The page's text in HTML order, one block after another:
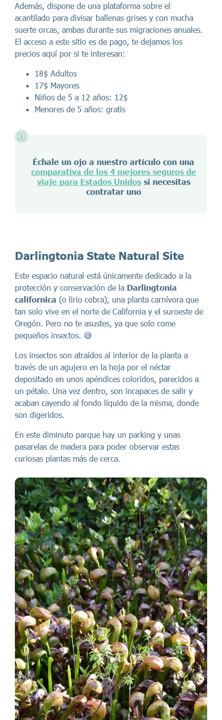
Además, dispone de una plataforma sobre el
acantilado para divisar ballenas grises y con mucha
suerte orcas, ambas durante sus migraciones anuales.
El acceso a este sitio es de pago, te dejamos los
precios aquí por si te interesan:
18$ Adultos
17$ Mayores
Niños de 5 a 12 años: 12$
Menores de 5 años: gratis
Échale un ojo a nuestro artículo con una
comparativa de los 4 mejores seguros de
viaje para Estados Unidossi necesitas
contratar uno
Darlingtonia State Natural Site
Este espacio natural está únicamente dedicado a la
protección y conservación de la Darlingtonia
californica (o lirio cobra), una planta carnívora que
tan solo vive en el norte de California y el suroeste de
Oregón. Pero no te asustes, ya que solo come
pequeños insectos. 😅
Los insectos son atraídos al interior de la planta a
través de un agujero en la hoja por el néctar
depositado en unos apéndices coloridos, parecidos a
un pétalo. Una vez dentro, son incapaces de salir y
acaban cayendo al fondo líquido de la misma, donde
son digeridos.
En este diminuto parque hay un parking y unas
pasarelas de madera para poder observar estas
curiosas plantas más de cerca.